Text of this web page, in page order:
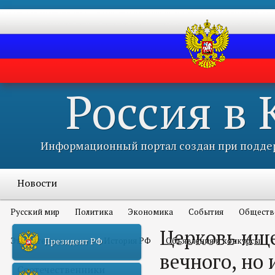
Россия в
Информационный портал создан при
Новости
Русский мир Политика Экономика События
Это интересно всем История РФ Объявления и конкурсы
Соотечественники
Президент РФ
Церковь
вечного, но